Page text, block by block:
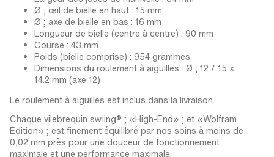
Ø ; œil de bielle en haut : 15 mm
Ø ; axe de bielle en bas : 16 mm
Longueur de bielle (centre à centre) : 90 mm
Course : 43 mm
Poids (bielle comprise) : 954 grammes
Dimensions du roulement à aiguilles : Ø ; 12 / 15 x
14.2 mm (axe 12)
Le roulement à aiguilles est inclus dans la livraison.
Chaque vilebrequin swiing® ; «High-End» ; et «Wolfram
Edition» ; est finement équilibré par nos soins à moins de
0,02 mm près pour une douceur de fonctionnement
maximale et une performance maximale.